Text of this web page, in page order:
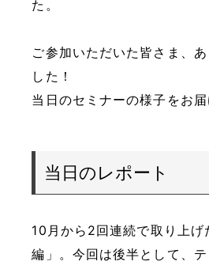
た。
ご参加いただいた皆さま、
した！
当日のセミナーの様子をお届
当日のレポート
10月から2回連続で取り上げ
編」。今回は後半として、